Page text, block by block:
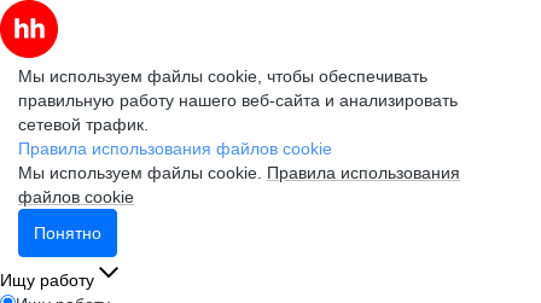
Мы используем файлы cookie, чтобы обеспечивать
правильную работу нашего веб-сайта и анализировать
сетевой трафик.
Правила использования файлов cookie
Мы используем файлы cookie. Правила использования
файлов cookie
Понятно
Ищу работу